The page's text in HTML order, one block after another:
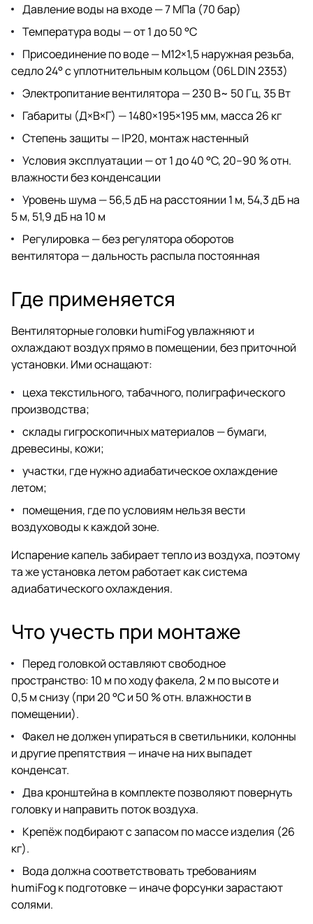
Давление воды на входе — 7 МПа (70 бар)
Температура воды — от 1 до 50 °C
Присоединение по воде — M12×1,5 наружная резьба,
седло 24° с уплотнительным кольцом (06L DIN 2353)
Электропитание вентилятора — 230 В~ 50 Гц, 35 Вт
Габариты (Д×В×Г) — 1480×195×195 мм, масса 26 кг
Степень защиты — IP20, монтаж настенный
Условия эксплуатации — от 1 до 40 °C, 20–90 % отн.
влажности без конденсации
Уровень шума — 56,5 дБ на расстоянии 1 м, 54,3 дБ на
5 м, 51,9 дБ на 10 м
Регулировка — без регулятора оборотов
вентилятора — дальность распыла постоянная
Где применяется
Вентиляторные головки humiFog увлажняют и
охлаждают воздух прямо в помещении, без приточной
установки. Ими оснащают:
цеха текстильного, табачного, полиграфического
производства;
склады гигроскопичных материалов — бумаги,
древесины, кожи;
участки, где нужно адиабатическое охлаждение
летом;
помещения, где по условиям нельзя вести
воздуховоды к каждой зоне.
Испарение капель забирает тепло из воздуха, поэтому
та же установка летом работает как система
адиабатического охлаждения.
Что учесть при монтаже
Перед головкой оставляют свободное
пространство: 10 м по ходу факела, 2 м по высоте и
0,5 м снизу (при 20 °C и 50 % отн. влажности в
помещении).
Факел не должен упираться в светильники, колонны
и другие препятствия — иначе на них выпадет
конденсат.
Два кронштейна в комплекте позволяют повернуть
головку и направить поток воздуха.
Крепёж подбирают с запасом по массе изделия (26
кг).
Вода должна соответствовать требованиям
humiFog к подготовке — иначе форсунки зарастают
солями.